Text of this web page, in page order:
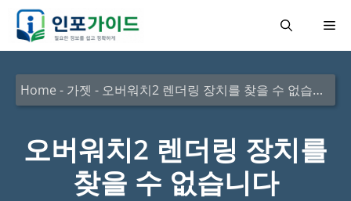
메
Home - 가젯 - 오버워치2 렌더링 장치를 찾을 수 없습니다
오버워치2 렌더링 장치를
찾을 수 없습니다